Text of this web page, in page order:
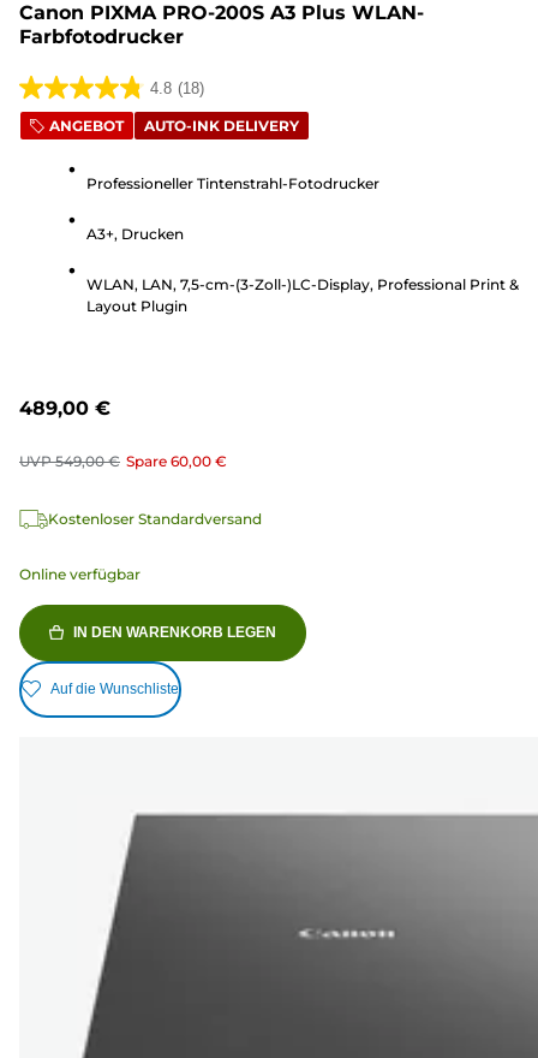
Canon PIXMA PRO-200S A3 Plus WLAN-
Farbfotodrucker
4.8 (18)
4.8
von
Sternen.
Bewertungen
ANGEBOT AUTO-INK DELIVERY
Professioneller Tintenstrahl-Fotodrucker
A3+, Drucken
WLAN, LAN, 7,5-cm-(3-Zoll-)LC-Display, Professional Print &
Layout Plugin
489,00 €
UVP549,00 € Spare 60,00 €
Kostenloser Standardversand
Online verfügbar
IN DEN WARENKORB LEGEN
Auf die Wunschliste